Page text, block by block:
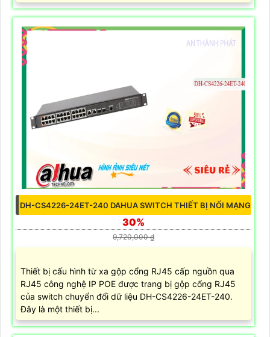
DH-CS4226-24ET-240 DAHUA SWITCH THIẾT BỊ NỐI MẠNG
30%
9,720,000 ₫
Thiết bị cấu hình từ xa gộp cổng RJ45 cấp nguồn qua
RJ45 công nghệ IP POE được trang bị gộp cổng RJ45
của switch chuyển đổi dữ liệu DH-CS4226-24ET-240.
Đây là một thiết bị...